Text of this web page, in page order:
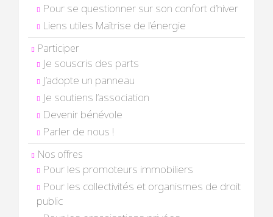
Pour se questionner sur son confort d’hiver
Liens utiles Maîtrise de l’énergie
Participer
Je souscris des parts
J’adopte un panneau
Je soutiens l’association
Devenir bénévole
Parler de nous !
Nos offres
Pour les promoteurs immobiliers
Pour les collectivités et organismes de droit
public